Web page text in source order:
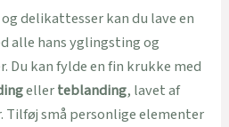
delikattesser kan du lave en
alle hans yglingsting og
Du kan fylde en fin krukke med
ellerteblanding, lavet af
Tilføj små personlige elementer